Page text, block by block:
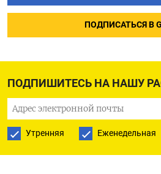
ПОДПИШИТЕСЬ НА НАШУ
Утренняя Еженедельная
ПОДПИСАТЬСЯ В